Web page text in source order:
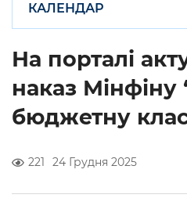
КАЛЕНДАР
На порталі
наказ Мінфіну
бюджетну
221 24 Грудня 2025